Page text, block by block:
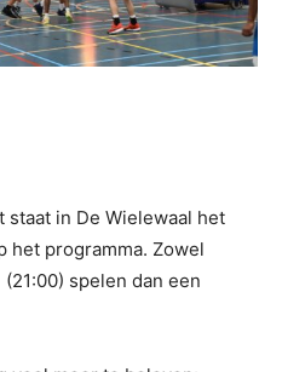
staat in De Wielewaal het
het programma. Zowel
(21:00) spelen dan een